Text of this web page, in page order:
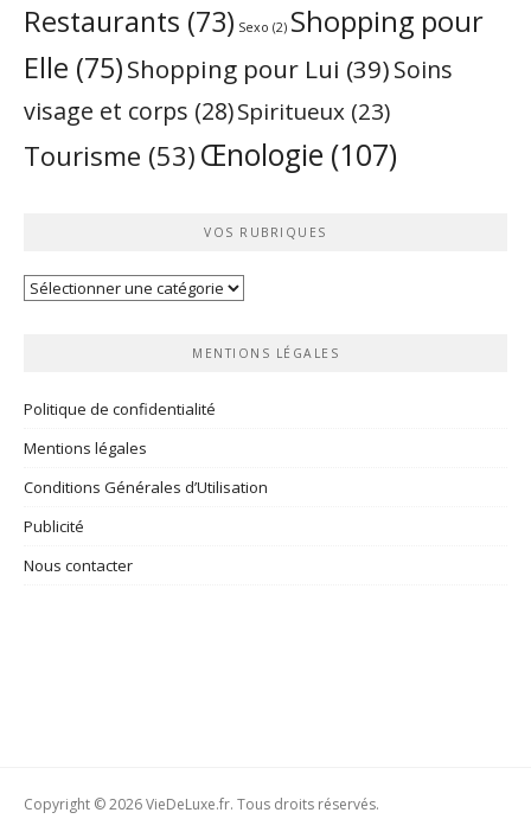
Restaurants (73) Sexo (2) Shopping pour
Elle (75)Shopping pour Lui (39)Soins
visage et corps (28)Spiritueux (23)
Tourisme (53) Œnologie (107)
VOS RUBRIQUES
Vos
MENTIONS LÉGALES
Politique de confidentialité
Mentions légales
Conditions Générales d’Utilisation
Publicité
Nous contacter
Copyright © 2026 VieDeLuxe.fr. Tous droits réservés.